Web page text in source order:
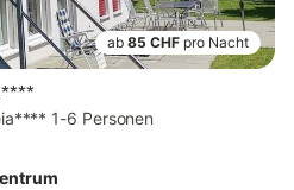
ab 85 CHF pro Nacht
1-6 Personen